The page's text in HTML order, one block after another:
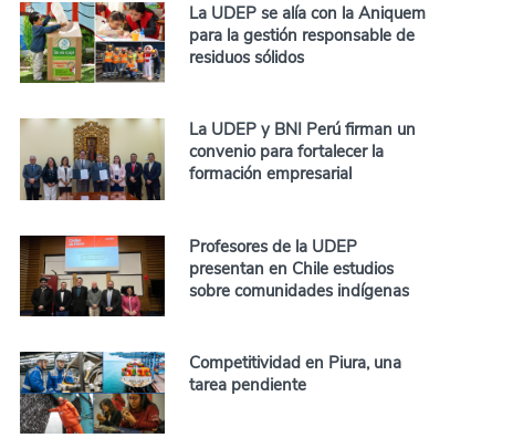
La UDEP se alía con la Aniquem
para la gestión responsable de
residuos sólidos
La UDEP y BNI Perú firman un
convenio para fortalecer la
formación empresarial
Profesores de la UDEP
presentan en Chile estudios
sobre comunidades indígenas
Competitividad en Piura, una
tarea pendiente